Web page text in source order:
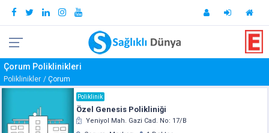
Çorum Poliklinikleri
Poliklinikler Çorum
Poliklinik
Özel Genesis Polikliniği
Yeniyol Mah. Gazi Cad. No: 17/B